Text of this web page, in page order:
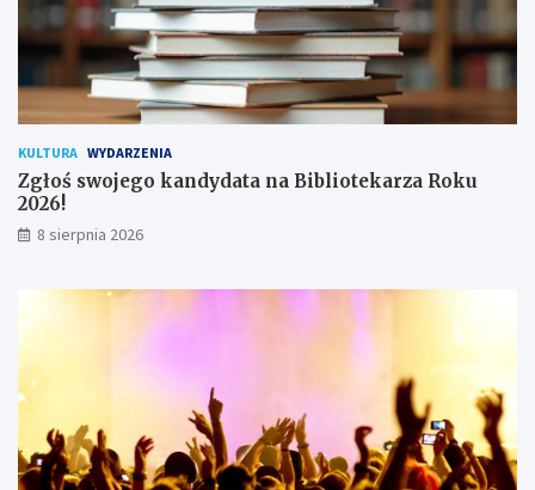
o
n
i
ó
w
KULTURA WYDARZENIA
Zgłoś swojego kandydata na Bibliotekarza Roku
2026!
8 sierpnia 2026